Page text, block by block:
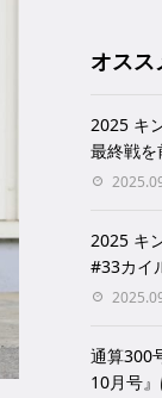
オスス
2025 キ
最終戦
2025 キ
#33カイ
通算300
10月号